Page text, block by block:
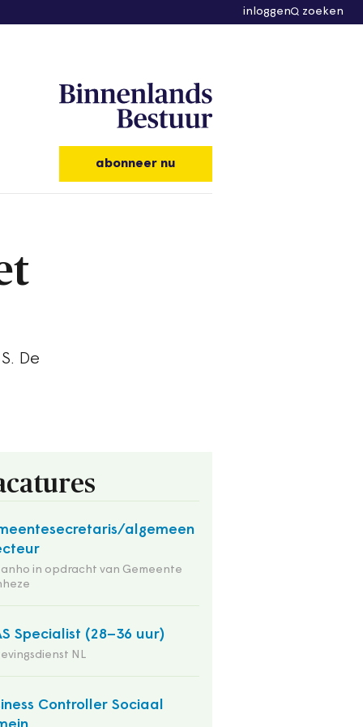
inloggen zoeken
abonneer nu
De
algemeen
in opdracht van Gemeente
Specialist (28–36 uur)
NL
Controller Sociaal